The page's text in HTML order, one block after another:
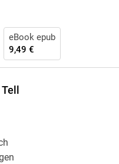
eBook epub
9,49 €